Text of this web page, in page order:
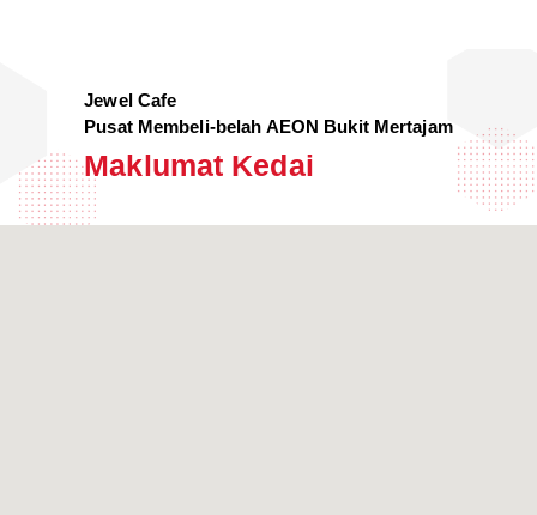
Jewel Cafe
Pusat Membeli-belah AEON Bukit Mertajam
Maklumat Kedai